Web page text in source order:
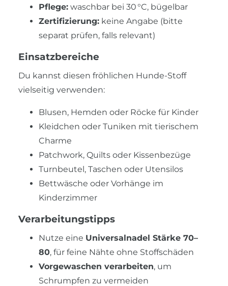
Pflege: waschbar bei 30 °C, bügelbar
Zertifizierung: keine Angabe (bitte
separat prüfen, falls relevant)
Einsatzbereiche
Du kannst diesen fröhlichen Hunde-Stoff
vielseitig verwenden:
Blusen, Hemden oder Röcke für Kinder
Kleidchen oder Tuniken mit tierischem
Charme
Patchwork, Quilts oder Kissenbezüge
Turnbeutel, Taschen oder Utensilos
Bettwäsche oder Vorhänge im
Kinderzimmer
Verarbeitungstipps
Nutze eine Universalnadel Stärke 70–
80, für feine Nähte ohne Stoffschäden
Vorgewaschen verarbeiten, um
Schrumpfen zu vermeiden